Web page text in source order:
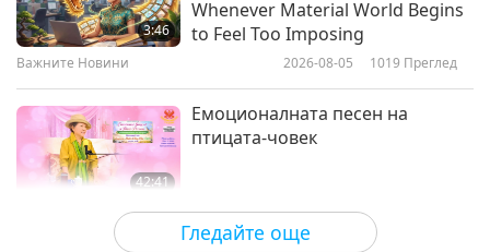
част 130- Норвежката
митологична история за
за нашата планета
Гледайте още
3:46
Whenever Material World Begins
to Feel Too Imposing
Важните Новини 2026-08-05 1019 Преглед
42:41
Емоционалната песен на
птицата-човек
Между Учителя и учениците 2026-08-05